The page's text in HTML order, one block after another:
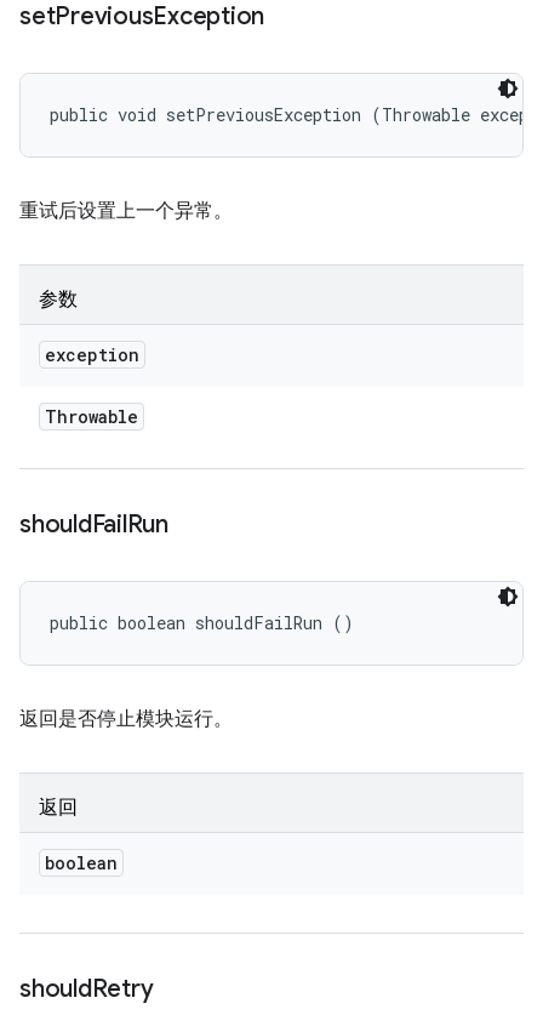
setPreviousException
public void setPreviousException (Throwable
重试后设置上一个异常。
参数
exception
Throwable
shouldFailRun
public boolean shouldFailRun ()
返回是否停止模块运行。
返回
boolean
shouldRetry